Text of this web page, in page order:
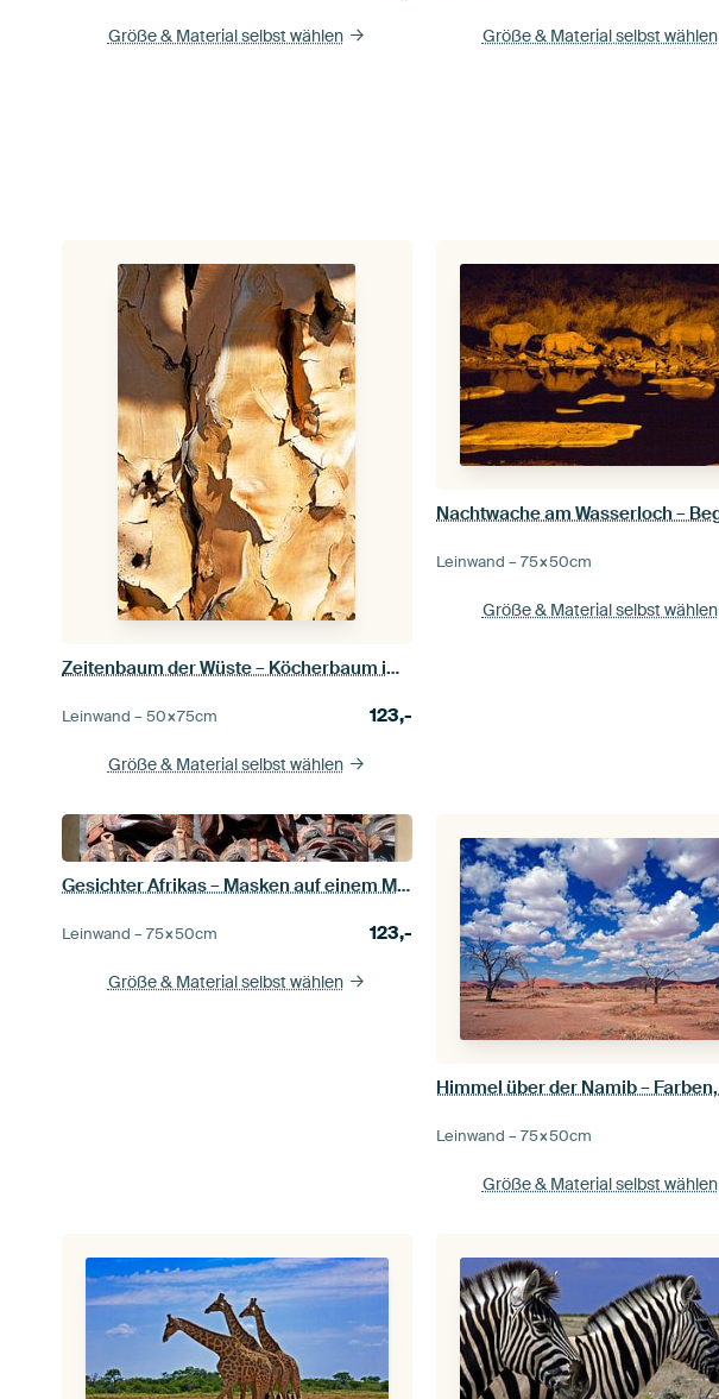
Größe & Material selbst wählen Größe & Material selbst wählen
Zeitenbaum der Wüste – Köcherbaum im Quivertree Forest, Namibia
Leinwand –50×75cm 123,-
Größe & Material selbst wählen
Leinwand –75×50cm
Größe & Material selbst wählen
Gesichter Afrikas – Masken auf einem Markt in Namibia
Leinwand –75×50cm 123,-
Größe & Material selbst wählen
Leinwand –75×50cm
Größe & Material selbst wählen